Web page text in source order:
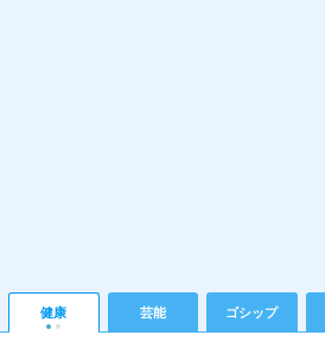
健康 芸能 ゴシップ